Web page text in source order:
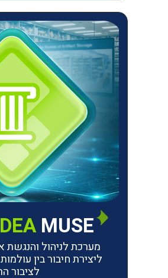
MUSE
מערכת לניהול והנגשת
ליצירת חיבור בין
לציבור